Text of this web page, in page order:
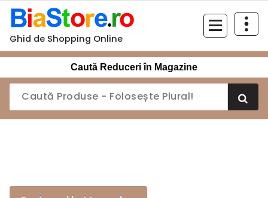
Sari
conținut
Ghid de Shopping Online
Caută Reduceri în Magazine